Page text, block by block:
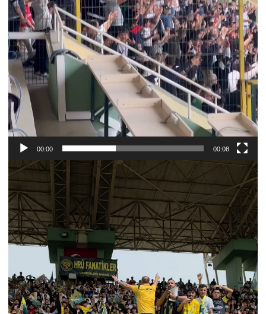
00:00 00:08
Video
oynatıcı